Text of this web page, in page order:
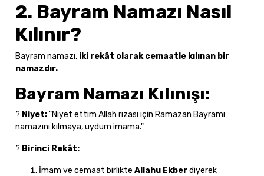
2. Bayram Namazı Nasıl
Kılınır?
Bayram namazı, iki rekât olarak cemaatle kılınan bir
namazdır.
Bayram Namazı Kılınışı:
? Niyet:"Niyet ettim Allah rızası için Ramazan Bayramı
namazını kılmaya, uydum imama."
? Birinci Rekât:
İmam ve cemaat birlikte Allahu Ekberdiyerek